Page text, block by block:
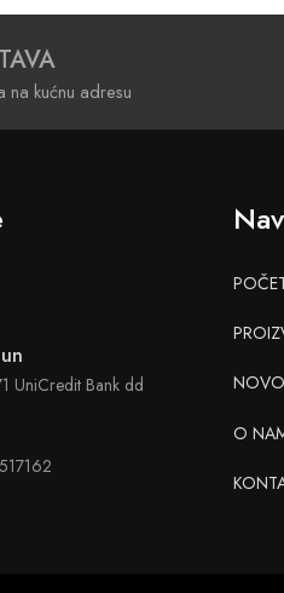
na kućnu adresu
UniCredit Bank dd
O